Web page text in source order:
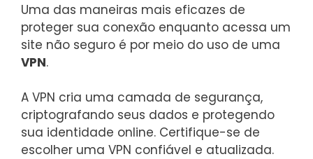
Uma das maneiras mais eficazes de
proteger sua conexão enquanto acessa um
site não seguro é por meio do uso de uma
VPN.
A VPN cria uma camada de segurança,
criptografando seus dados e protegendo
sua identidade online. Certifique-se de
escolher uma VPN confiável e atualizada.